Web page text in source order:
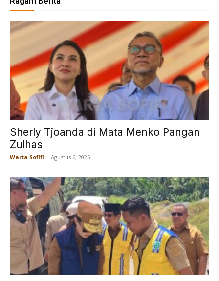
Sherly Tjoanda di Mata Menko Pangan
Zulhas
Warta Sofifi - Agustus 6, 2026